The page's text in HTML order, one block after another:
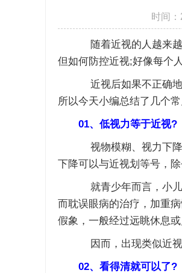
时间
随着近视的人越来越多
但如何防控近视;好像每个
近视后如果不正确地处
所以今天小编总结了几个
01、低视力等于近视?
视物模糊、视力下降了
下降可以与近视划等号，
就青少年而言，小儿斜
而耽误眼病的治疗，加重
假象，一般经过远眺休息
因而，出现类似近视症
02、看得清就可以了?